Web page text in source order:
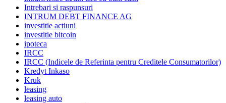
Intrebari si raspunsuri
INTRUM DEBT FINANCE AG
investitie actiuni
investitie bitcoin
ipoteca
IRCC
IRCC (Indicele de Referinta pentru Creditele Consumatorilor)
Kredyt Inkaso
Kruk
leasing
leasing auto